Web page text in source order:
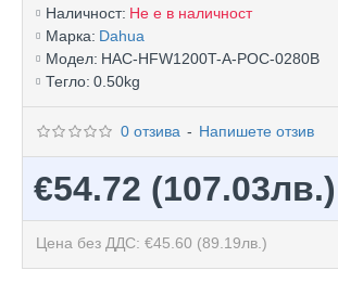
Наличност: Не е в наличност
Марка: Dahua
Модел: HAC-HFW1200T-A-POC-0280B
Тегло: 0.50kg
0 отзива - Напишете отзив
€54.72 (107.03лв.)
Цена без ДДС: €45.60 (89.19лв.)